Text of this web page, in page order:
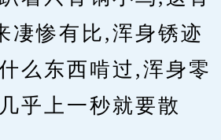
凄惨有比,浑身锈迹
么东西啃过,浑身零
乎上一秒就要散